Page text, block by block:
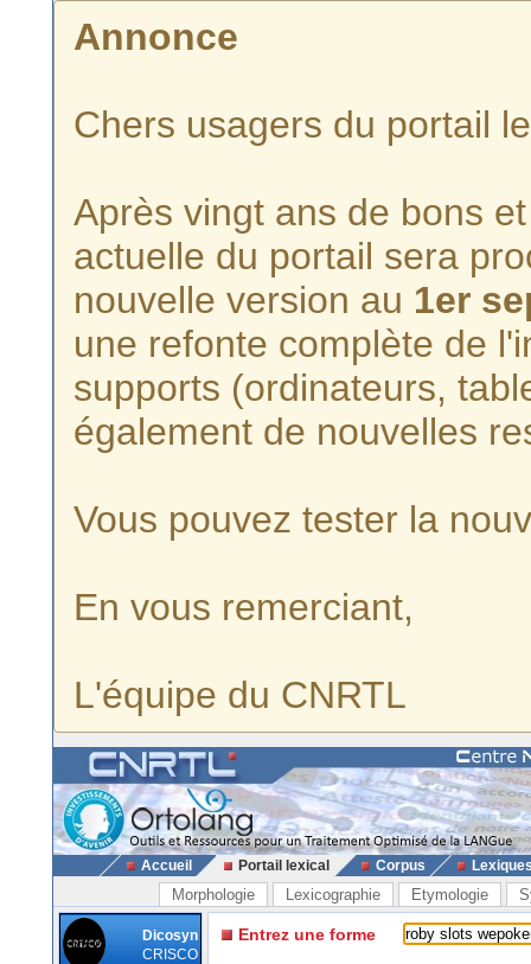
Annonce
Chers usagers du portail
Après vingt ans de bons
actuelle du portail sera
nouvelle version au 1er
une refonte complète de
supports (ordinateurs,
également de nouvelles
Vous pouvez tester la
En vous remerciant,
L'équipe du CNRTL
Accueil Portail lexical Corpus
Morphologie Lexicographie Etymologie
Dicosyn
CRISCO
Entrez une forme